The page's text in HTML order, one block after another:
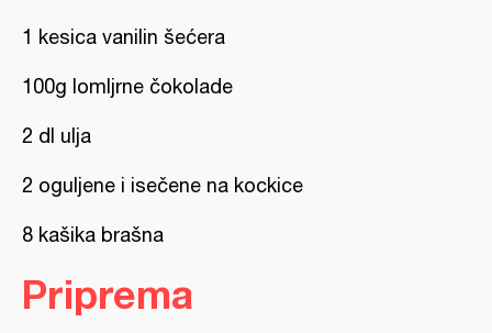
1 kesica vanilin šećera
100g lomljrne čokolade
2 dl ulja
2 oguljene i isečene na kockice
8 kašika brašna
Priprema